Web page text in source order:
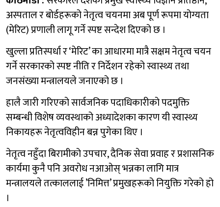
अस्पताल र बोर्डहरूको नेतृत्व चयनमा अब पूर्ण रूपमा योग्यता
(मेरिट) प्रणाली लागू गर्ने स्पष्ट सन्देश दिएको छ ।
खुल्ला प्रतिस्पर्धा र ‘मेरिट’ का आधारमा मात्रै सक्षम नेतृत्व चयन
गर्ने सरकारको स्पष्ट नीति र निर्देशन रहेको स्वास्थ्य तथा
जनसंख्या मन्त्रालयले जनाएको छ ।
हालै जारी गरिएको सार्वजनिक पदाधिकारीको पदमुक्ति
सम्बन्धी विशेष व्यवस्थाको अध्यादेशका कारण यी स्वास्थ्य
निकायहरू नेतृत्वविहीन बन्न पुगेका थिए ।
नेतृत्व नहुँदा बिरामीको उपचार, दैनिक सेवा प्रवाह र प्रशासनिक
कार्यमा कुनै पनि अवरोध नआओस् भन्नका लागि मात्र
मन्त्रालयले तत्काललाई ’निमित्त’ प्रमुखहरूको नियुक्ति गरेको हो
।